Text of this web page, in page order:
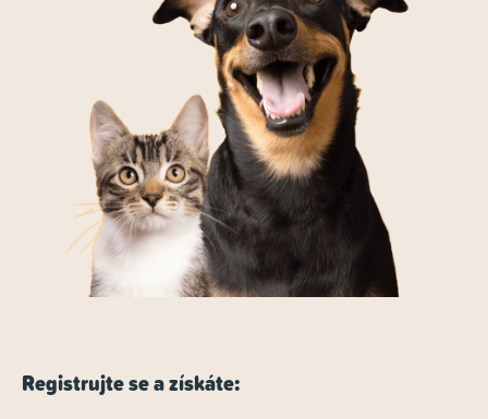
Registrujte se a získáte: